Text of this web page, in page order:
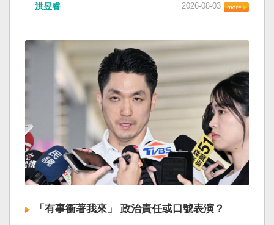
洪昱睿 2026-08-03
「有事衝著我來」 政治責任或口號表演？